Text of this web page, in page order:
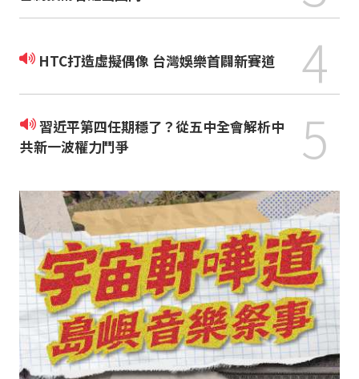
HTC打造虛擬偶像 台灣娛樂首闢新賽道 4
習近平第四任期穩了？從五中全會解析中
共新一波權力鬥爭
5